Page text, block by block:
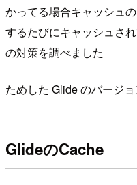
かってる場合キャッシュ
するたびにキャッシュさ
の対策を調べました
ためした Glide のバージ
GlideのCache